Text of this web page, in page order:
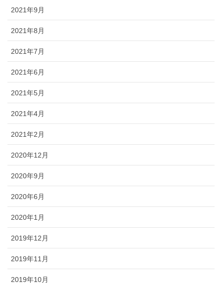
2021年9月
2021年8月
2021年7月
2021年6月
2021年5月
2021年4月
2021年2月
2020年12月
2020年9月
2020年6月
2020年1月
2019年12月
2019年11月
2019年10月